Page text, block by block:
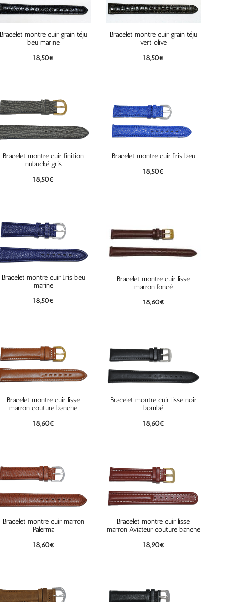
Bracelet montre cuir grain téju
bleu marine
18,50€
Bracelet montre cuir grain téju
vert olive
18,50€
Bracelet montre cuir finition
nubucké gris
18,50€
Bracelet montre cuir Iris bleu
18,50€
Bracelet montre cuir Iris bleu
marine
18,50€
Bracelet montre cuir lisse
marron foncé
18,60€
Bracelet montre cuir lisse
marron couture blanche
18,60€
Bracelet montre cuir lisse noir
bombé
18,60€
Bracelet montre cuir marron
Palerma
18,60€
Bracelet montre cuir lisse
marron Aviateur couture blanche
18,90€